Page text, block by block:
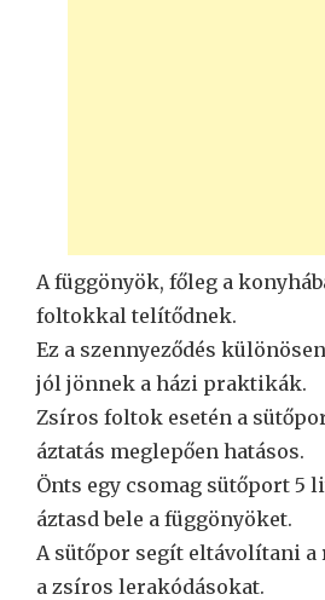
A függönyök, főleg a
foltokkal telítődnek.
Ez a szennyeződés
jól jönnek a házi praktikák.
Zsíros foltok esetén a
áztatás meglepően hatásos.
Önts egy csomag sütőport 5
áztasd bele a függönyöket.
A sütőpor segít eltávolítani a
a zsíros lerakódásokat.